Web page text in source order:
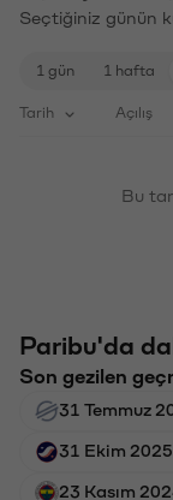
Seçtiğiniz günün
1 gün 1 hafta
Tarih Açılış
Bu
Paribu'da
Son gezilen
31 Temmuz
31 Ekim
23 Kasım